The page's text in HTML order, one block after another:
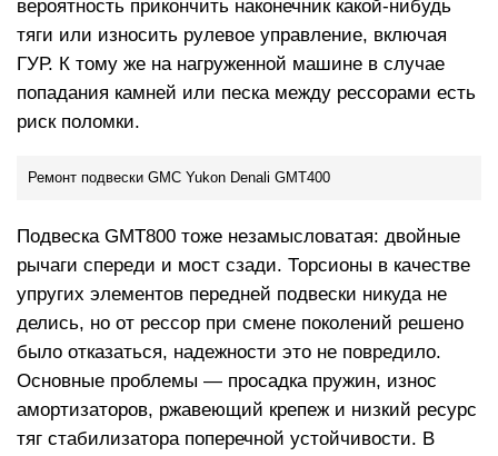
вероятность прикончить наконечник какой-нибудь
тяги или износить рулевое управление, включая
ГУР. К тому же на нагруженной машине в случае
попадания камней или песка между рессорами есть
риск поломки.
Ремонт подвески GMC Yukon Denali GMT400
Подвеска GMT800 тоже незамысловатая: двойные
рычаги спереди и мост сзади. Торсионы в качестве
упругих элементов передней подвески никуда не
делись, но от рессор при смене поколений решено
было отказаться, надежности это не повредило.
Основные проблемы — просадка пружин, износ
амортизаторов, ржавеющий крепеж и низкий ресурс
тяг стабилизатора поперечной устойчивости. В